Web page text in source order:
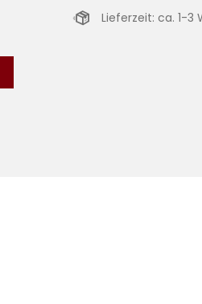
Lieferzeit: ca. 1-3